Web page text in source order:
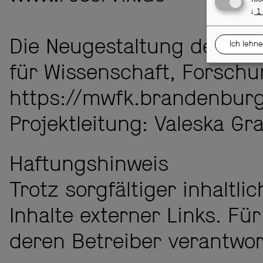
Die Neugestaltung der
für Wissenschaft,
https://
Projektleitung: Valeska
Haftungshinweis
Trotz sorgfältiger
Inhalte externer Links.
deren Betreiber
↓ 1
Ich